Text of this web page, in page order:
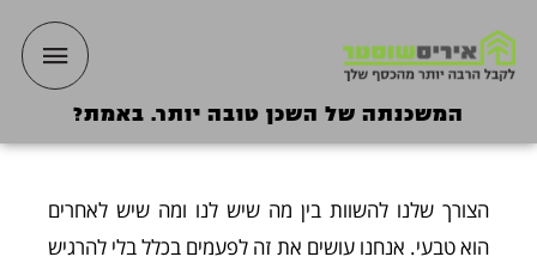
לתוכן
המשכנתה של השכן טובה יותר. באמת?
הצורך שלנו להשוות בין מה שיש לנו ומה שיש לאחרים
הוא טבעי. אנחנו עושים את זה לפעמים בכלל בלי להרגיש